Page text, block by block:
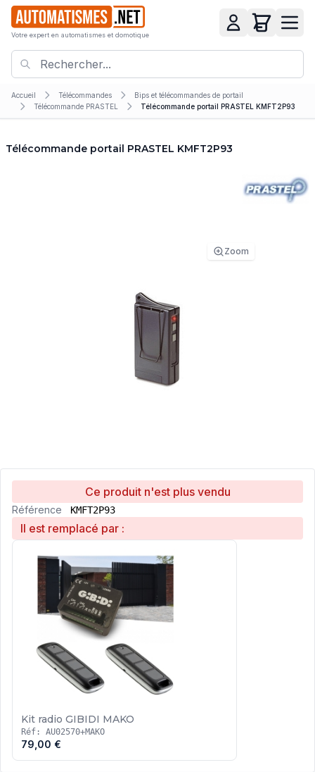
Votre expert en automatismes et domotique
Accueil Télécommandes
Bips et télécommandes de portail
Télécommande PRASTEL
Télécommande portail PRASTEL KMFT2P93
Télécommande portail PRASTEL KMFT2P93
Zoom
Ce produit n'est plus vendu
Référence KMFT2P93
Il est remplacé par :
Kit radio GIBIDI MAKO
Réf: AU02570+MAKO
79,00 €